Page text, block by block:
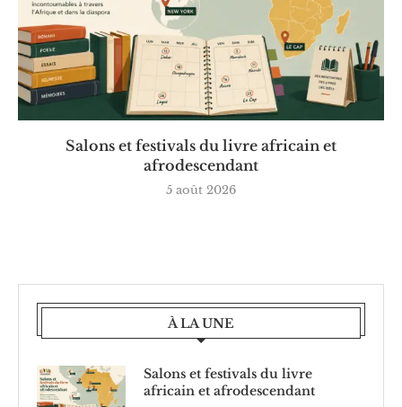
Salons et festivals du livre africain et
afrodescendant
5 août 2026
À LA UNE
Salons et festivals du livre
africain et afrodescendant